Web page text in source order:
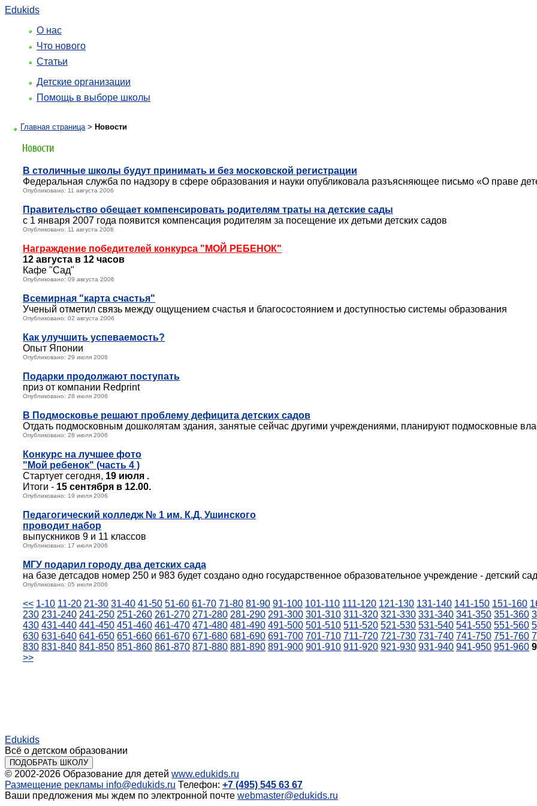
Edukids
О нас
Что нового
Статьи
Детские организации
Помощь в выборе школы
Главная страница> Новости
В столичные школы будут принимать и без московской регистрации
Федеральная служба по надзору в сфере образования и науки опубликовала разъясняющее письмо «О праве
Опубликовано: 11 августа 2006
Правительство обещает компенсировать родителям траты на детские сады
с 1 января 2007 года появится компенсация родителям за посещение их детьми детских садов
Опубликовано: 11 августа 2006
Награждение победителей конкурса "МОЙ РЕБЕНОК"
12 августа в 12 часов
Кафе "Сад"
Опубликовано: 09 августа 2006
Всемирная "карта счастья"
Ученый отметил связь между ощущением счастья и благосостоянием и доступностью системы образования
Опубликовано: 02 августа 2006
Как улучшить успеваемость?
Опыт Японии
Опубликовано: 29 июля 2006
Подарки продолжают поступать
приз от компании Redprint
Опубликовано: 28 июля 2006
В Подмосковье решают проблему дефицита детских садов
Отдать подмосковным дошколятам здания, занятые сейчас другими учреждениями, планируют подмосковные
Опубликовано: 28 июля 2006
Конкурс на лучшее фото
"Мой ребенок" (часть 4 )
Стартует сегодня, 19 июля .
Итоги - 15 сентября в 12.00.
Опубликовано: 19 июля 2006
Педагогический колледж № 1 им. К.Д. Ушинского
проводит набор
выпускников 9 и 11 классов
Опубликовано: 17 июля 2006
МГУ подарил городу два детских сада
на базе детсадов номер 250 и 983 будет создано одно государственное образовательное учреждение - детский
Опубликовано: 05 июля 2006
<< 1-10 11-20 21-30 31-40 41-50 51-60 61-70 71-80 81-90 91-100 101-110 111-120 121-130 131-140 141-150 151-160
230 231-240 241-250 251-260 261-270 271-280 281-290 291-300 301-310 311-320 321-330 331-340 341-350 351-360
430 431-440 441-450 451-460 461-470 471-480 481-490 491-500 501-510 511-520 521-530 531-540 541-550 551-560
630 631-640 641-650 651-660 661-670 671-680 681-690 691-700 701-710 711-720 721-730 731-740 741-750 751-760
830 831-840 841-850 851-860 861-870 871-880 881-890 891-900 901-910 911-920 921-930 931-940 941-950 951-960
>>
Edukids
Всё о детском образовании
ПОДОБРАТЬ ШКОЛУ
© 2002-2026 Образование для детей www.edukids.ru
Размещение рекламы info@edukids.ru Телефон: +7 (495) 545 63 67
Ваши предложения мы ждем по электронной почте webmaster@edukids.ru